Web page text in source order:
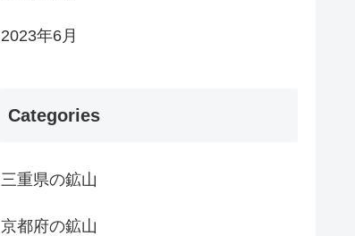
2023年6月
Categories
三重県の鉱山
京都府の鉱山